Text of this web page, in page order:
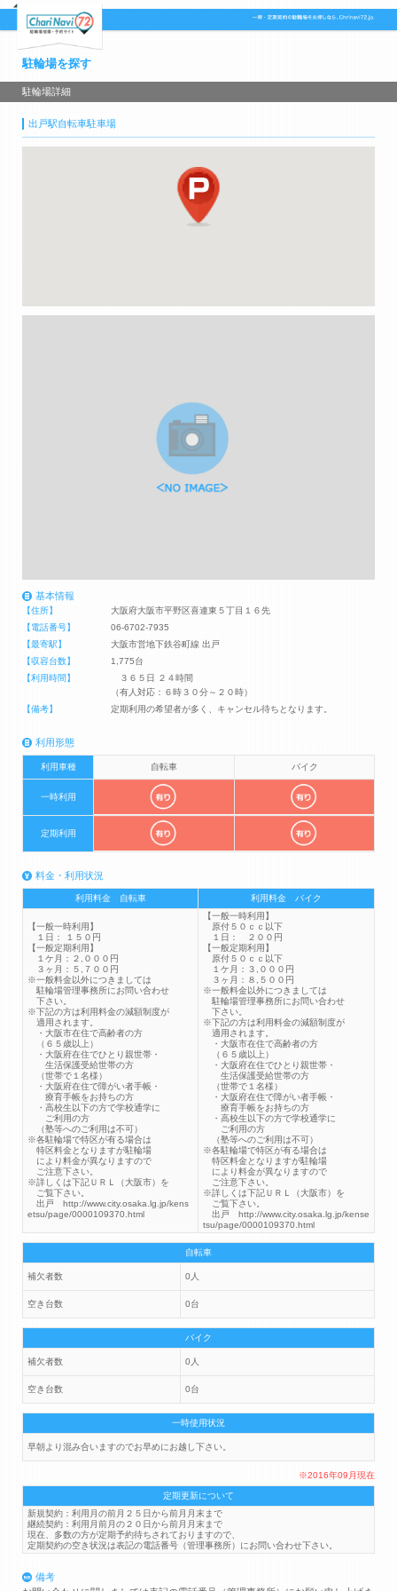
駐輪場を探す
駐輪場詳細
出戸駅自転車駐車場
基本情報
【住所】
大阪府大阪市平野区喜連東５丁目１６先
【電話番号】
06-6702-7935
【最寄駅】
大阪市営地下鉄谷町線 出戸
【収容台数】
1,775台
【利用時間】
３６５日 ２４時間
（有人対応：６時３０分～２０時）
【備考】
定期利用の希望者が多く、キャンセル待ちとなります。
利用形態
利用車種 自転車 バイク
一時利用
定期利用
料金・利用状況
利用料金 自転車 利用料金 バイク
【一般一時利用】
１日： １５０円
【一般定期利用】
１ケ月：２,０００円
３ヶ月：５,７００円
※一般料金以外につきましては
駐輪場管理事務所にお問い合わせ
下さい。
※下記の方は利用料金の減額制度が
適用されます。
・大阪市在住で高齢者の方
（６５歳以上）
・大阪府在住でひとり親世帯・
生活保護受給世帯の方
（世帯で１名様）
・大阪府在住で障がい者手帳・
療育手帳をお持ちの方
・高校生以下の方で学校通学に
ご利用の方
（塾等へのご利用は不可）
※各駐輪場で特区が有る場合は
特区料金となりますが駐輪場
により料金が異なりますので
ご注意下さい。
※詳しくは下記ＵＲＬ（大阪市）を
ご覧下さい。
出戸 http://www.city.osaka.lg.jp/kens
etsu/page/0000109370.html
【一般一時利用】
原付５０ｃｃ以下
１日： ２００円
【一般定期利用】
原付５０ｃｃ以下
１ケ月：３,０００円
３ヶ月：８,５００円
※一般料金以外につきましては
駐輪場管理事務所にお問い合わせ
下さい。
※下記の方は利用料金の減額制度が
適用されます。
・大阪市在住で高齢者の方
（６５歳以上）
・大阪府在住でひとり親世帯・
生活保護受給世帯の方
（世帯で１名様）
・大阪府在住で障がい者手帳・
療育手帳をお持ちの方
・高校生以下の方で学校通学に
ご利用の方
（塾等へのご利用は不可）
※各駐輪場で特区が有る場合は
特区料金となりますが駐輪場
により料金が異なりますので
ご注意下さい。
※詳しくは下記ＵＲＬ（大阪市）を
ご覧下さい。
出戸 http://www.city.osaka.lg.jp/kense
tsu/page/0000109370.html
自転車
補欠者数 0人
空き台数 0台
バイク
補欠者数 0人
空き台数 0台
一時使用状況
早朝より混み合いますのでお早めにお越し下さい。
※2016年09月現在
定期更新について
新規契約：利用月の前月２５日から前月月末まで
継続契約：利用月前月の２０日から前月月末まで
現在、多数の方が定期予約待ちされておりますので、
定期契約の空き状況は表記の電話番号（管理事務所）にお問い合わせ下さい。
備考